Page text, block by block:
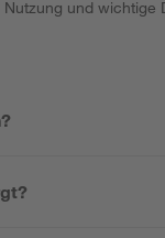
und wichtige